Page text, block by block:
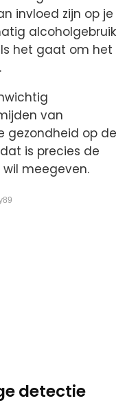
invloed zijn op je
alcoholgebruik
het gaat om het
van
gezondheid op de
is precies de
meegeven.
detectie